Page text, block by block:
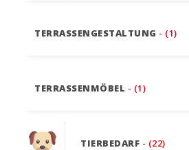
TERRASSENGESTALTUNG - (1)
TERRASSENMÖBEL - (1)
TIERBEDARF - (22)